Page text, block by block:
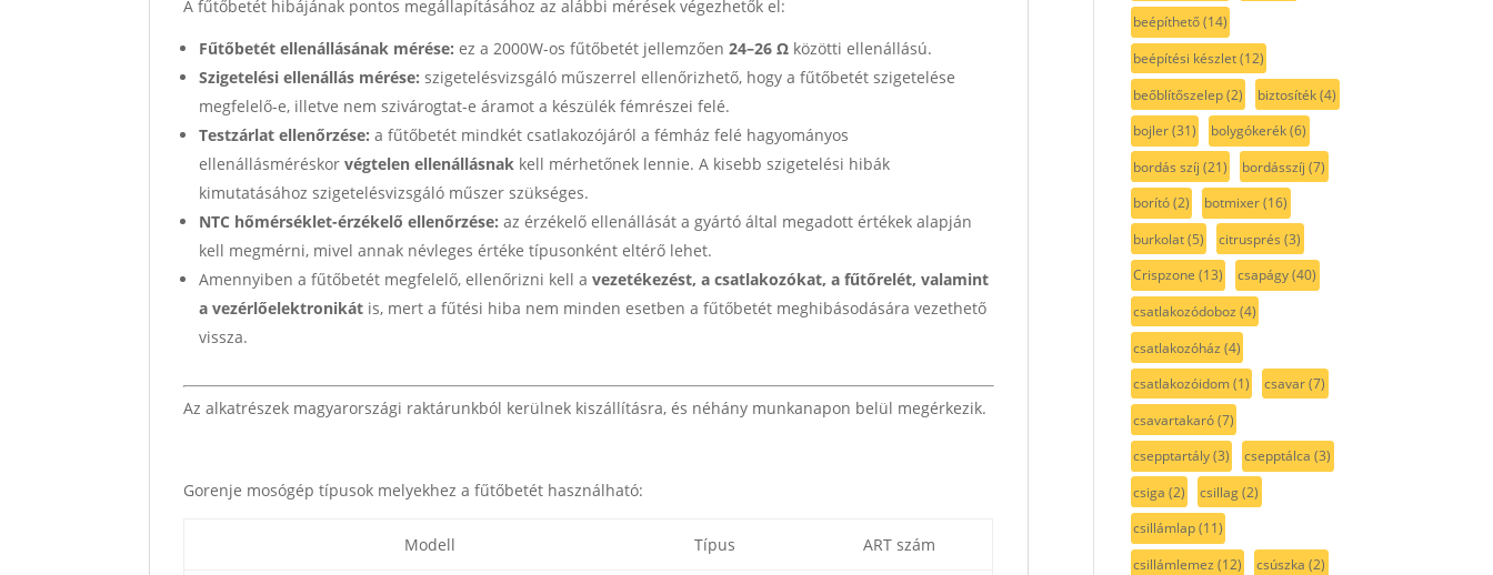
A fűtőbetét hibájának pontos megállapításához az alábbi mérések végezhetők el:
Fűtőbetét ellenállásának mérése: ez a 2000W-os fűtőbetét jellemzően24–26 Ω közötti ellenállású.
Szigetelési ellenállás mérése: szigetelésvizsgáló műszerrel ellenőrizhető, hogy a fűtőbetét szigetelése
megfelelő-e, illetve nem szivárogtat-e áramot a készülék fémrészei felé.
Testzárlat ellenőrzése: a fűtőbetét mindkét csatlakozójáról a fémház felé hagyományos
ellenállásméréskorvégtelen ellenállásnak kell mérhetőnek lennie. A kisebb szigetelési hibák
kimutatásához szigetelésvizsgáló műszer szükséges.
NTC hőmérséklet-érzékelő ellenőrzése: az érzékelő ellenállását a gyártó által megadott értékek alapján
kell megmérni, mivel annak névleges értéke típusonként eltérő lehet.
Amennyiben a fűtőbetét megfelelő, ellenőrizni kell avezetékezést, a csatlakozókat, a fűtőrelét, valamint
a vezérlőelektronikát is, mert a fűtési hiba nem minden esetben a fűtőbetét meghibásodására vezethető
vissza.
Az alkatrészek magyarországi raktárunkból kerülnek kiszállításra, és néhány munkanapon belül megérkezik.
Gorenje mosógép típusok melyekhez a fűtőbetét használható:
Modell Típus ART szám
beépíthető(14)
beépítési készlet(12)
beőblítőszelep(2) biztosíték(4)
bojler(31) bolygókerék(6)
bordás szíj (21) bordásszíj (7)
borító(2) botmixer(16)
burkolat(5) citrusprés (3)
Crispzone (13) csapágy(40)
csatlakozódoboz (4)
csatlakozóház (4)
csatlakozóidom(1) csavar(7)
csavartakaró(7)
csepptartály(3) csepptálca (3)
csiga (2) csillag(2)
csillámlap(11)
csillámlemez (12) csúszka (2)